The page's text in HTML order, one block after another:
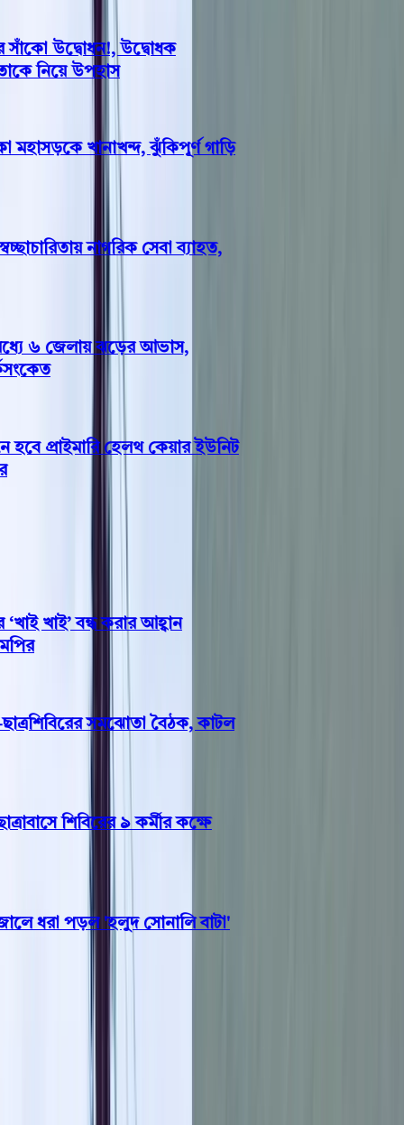
উদ্বোধন!, উদ্বোধক
নিয়ে উপহাস
খানাখন্দ, ঝুঁকিপূর্ণ গাড়ি
নাগরিক সেবা ব্যাহত,
৬ জেলায় ঝড়ের আভাস,
প্রাইমারি হেলথ কেয়ার ইউনিট
খাই’ বন্ধ করার আহ্বান
সমঝোতা বৈঠক, কাটল
শিবিরের ৯ কর্মীর কক্ষে
ধরা পড়ল 'হলুদ সোনালি বাটা'
সড়কমন্ত্রী
নিজস্ব প্রতিবেদন